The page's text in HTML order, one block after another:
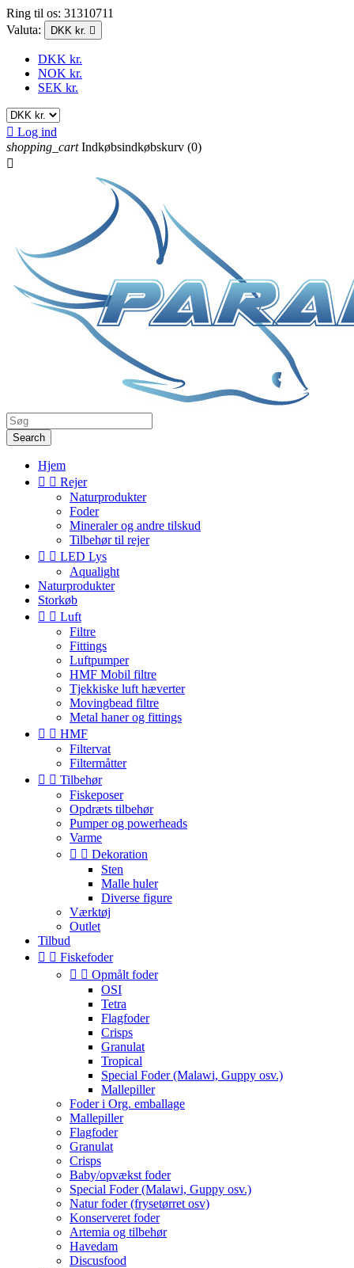
Ring til os: 31310711
Valuta:
DKK kr. 
DKK kr.
NOK kr.
SEK kr.
 Log ind
shopping_cart Indkøbsindkøbskurv (0)

Search
Hjem
  Rejer
Naturprodukter
Foder
Mineraler og andre tilskud
Tilbehør til rejer
  LED Lys
Aqualight
Naturprodukter
Storkøb
  Luft
Filtre
Fittings
Luftpumper
HMF Mobil filtre
Tjekkiske luft hæverter
Movingbead filtre
Metal haner og fittings
  HMF
Filtervat
Filtermåtter
  Tilbehør
Fiskeposer
Opdræts tilbehør
Pumper og powerheads
Varme
  Dekoration
Sten
Malle huler
Diverse figure
Værktøj
Outlet
Tilbud
  Fiskefoder
  Opmålt foder
OSI
Tetra
Flagfoder
Crisps
Granulat
Tropical
Special Foder (Malawi, Guppy osv.)
Mallepiller
Foder i Org. emballage
Mallepiller
Flagfoder
Granulat
Crisps
Baby/opvækst foder
Special Foder (Malawi, Guppy osv.)
Natur foder (frysetørret osv)
Konserveret foder
Artemia og tilbehør
Havedam
Discusfood